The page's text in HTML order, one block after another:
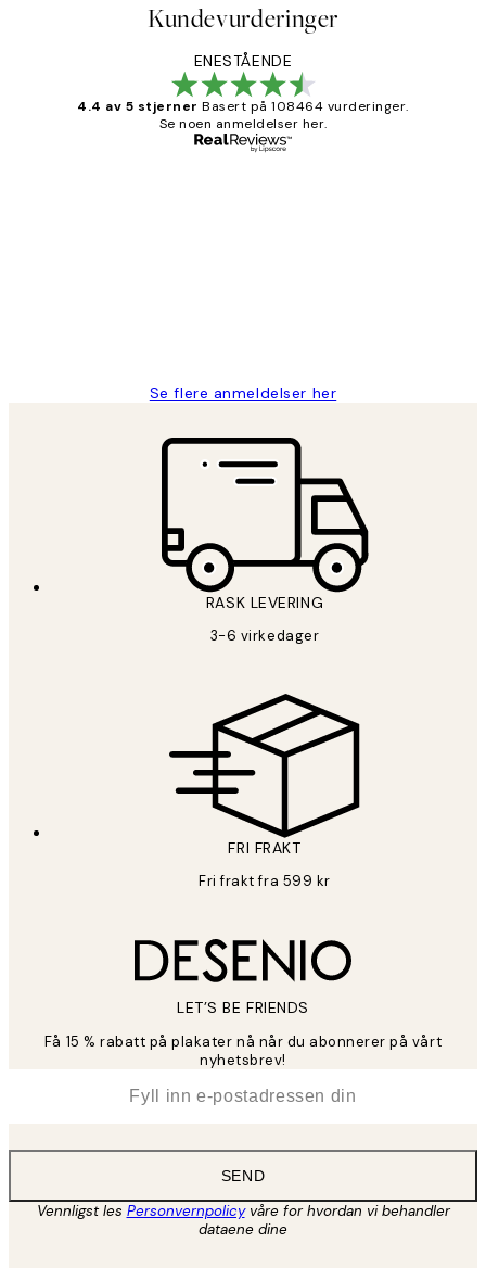
Kundevurderinger
ENESTÅENDE
4.4 av 5 stjerner Basert på 108464 vurderinger.
Se noen anmeldelser her.
Se flere anmeldelser her
RASK LEVERING
3-6 virkedager
FRI FRAKT
Fri frakt fra 599 kr
LET’S BE FRIENDS
Få 15 % rabatt på plakater nå når du abonnerer på vårt
nyhetsbrev!
SEND
Vennligst les Personvernpolicyvåre for hvordan vi behandler
dataene dine